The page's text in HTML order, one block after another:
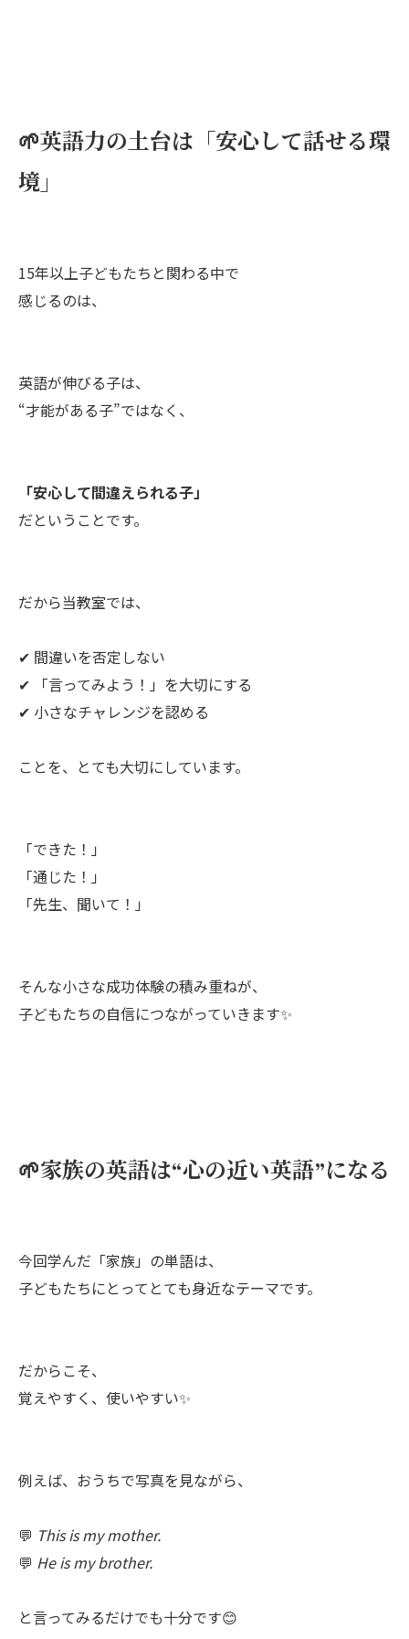
🌱英語力の土台は「安心して話せる環
境」
15年以上子どもたちと関わる中で
感じるのは、
英語が伸びる子は、
“才能がある子”ではなく、
「安心して間違えられる子」
だということです。
だから当教室では、
✔ 間違いを否定しない
✔ 「言ってみよう！」を大切にする
✔ 小さなチャレンジを認める
ことを、とても大切にしています。
「できた！」
「通じた！」
「先生、聞いて！」
そんな小さな成功体験の積み重ねが、
子どもたちの自信につながっていきます✨
🌱家族の英語は“心の近い英語”になる
今回学んだ「家族」の単語は、
子どもたちにとってとても身近なテーマです。
だからこそ、
覚えやすく、使いやすい✨
例えば、おうちで写真を見ながら、
💬 This is my mother.
💬 He is my brother.
と言ってみるだけでも十分です😊